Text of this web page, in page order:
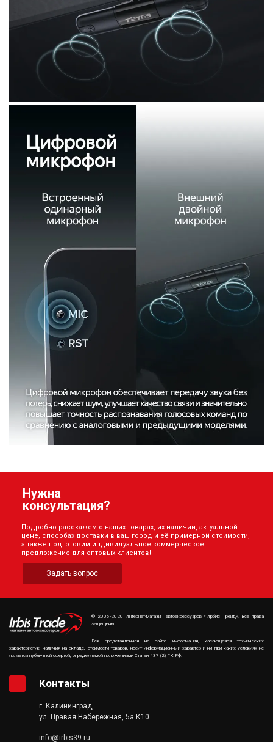
Нужна
консультация?
Подробно расскажем о наших товарах, их наличии, актуальной
цене, способах доставки в ваш город и её примерной стоимости,
а также подготовим индивидуальное коммерческое
предложение для оптовых клиентов!
Задать вопрос
© 2006-2020 Интернет-магазин автоаксессуаров «Ирбис Трейд». Все права
защищены.
Вся представленная на сайте информация, касающаяся технических
характеристик, наличия на складе, стоимости товаров, носит информационный характер и ни при каких условиях не
является публичной офертой, определяемой положениями Статьи 437 (2) ГК РФ.
Контакты
г. Калининград,
ул. Правая Набережная, 5а К10
info@irbis39.ru